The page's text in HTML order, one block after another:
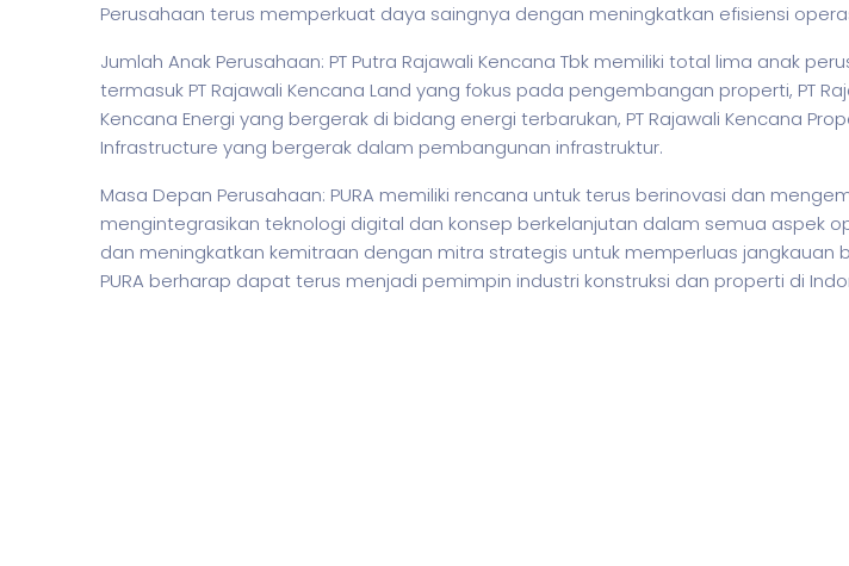
Perusahaan terus memperkuat daya saingnya dengan meningkatkan efisiensi
Jumlah Anak Perusahaan: PT Putra Rajawali Kencana Tbk memiliki total lima anak
termasuk PT Rajawali Kencana Land yang fokus pada pengembangan properti, PT
Kencana Energi yang bergerak di bidang energi terbarukan, PT Rajawali Kencana
Infrastructure yang bergerak dalam pembangunan infrastruktur.
Masa Depan Perusahaan: PURA memiliki rencana untuk terus berinovasi dan
mengintegrasikan teknologi digital dan konsep berkelanjutan dalam semua aspek
dan meningkatkan kemitraan dengan mitra strategis untuk memperluas jangkauan
PURA berharap dapat terus menjadi pemimpin industri konstruksi dan properti di